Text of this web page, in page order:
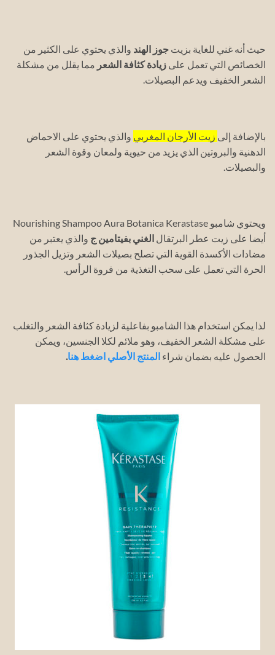
حيث أنه غني للغاية بزيت جوز الهند والذي يحتوي على الكثير من
الخصائص التي تعمل على زيادة كثافة الشعر مما يقلل من مشكلة
الشعر الخفيف ويدعم البصيلات.
بالإضافة إلى زيت الأرجان المغربي والذي يحتوي على الاحماض
الدهنية والبروتين الذي يزيد من حيوية ولمعان وقوة الشعر
والبصيلات.
ويحتوي شامبو Nourishing Shampoo Aura Botanica Kerastase
أيضا على زيت عطر البرتقال الغني بفيتامين ج والذي يعتبر من
مضادات الأكسدة القوية التي تصلح بصيلات الشعر وتزيل الجذور
الحرة التي تعمل على سحب التغذية من فروة الرأس.
لذا يمكن استخدام هذا الشامبو بفاعلية لزيادة كثافة الشعر والتغلب
على مشكلة الشعر الخفيف، وهو ملائم لكلا الجنسين، ويمكن
الحصول عليه بضمان شراء المنتج الأصلي اضغط هنا.